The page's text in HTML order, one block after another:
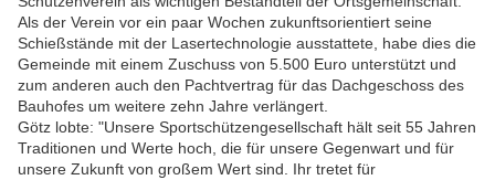
Als der Verein vor ein paar Wochen zukunftsorientiert seine
Schießstände mit der Lasertechnologie ausstattete, habe dies die
Gemeinde mit einem Zuschuss von 5.500 Euro unterstützt und
zum anderen auch den Pachtvertrag für das Dachgeschoss des
Bauhofes um weitere zehn Jahre verlängert.
Götz lobte: "Unsere Sportschützengesellschaft hält seit 55 Jahren
Traditionen und Werte hoch, die für unsere Gegenwart und für
unsere Zukunft von großem Wert sind. Ihr tretet für